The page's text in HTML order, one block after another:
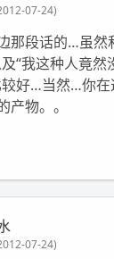
07-24)
那段话的…虽然
“我这种人竟
好…当然…你
产物。。
07-24)